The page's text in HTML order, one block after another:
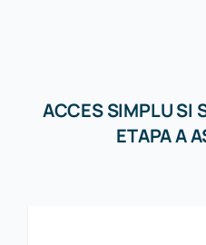
ACCES SIMPLU SI
ETAPA A